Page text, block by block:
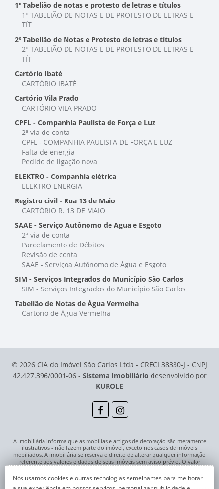
Nós usamos cookies e outras tecnologias semelhantes para melhorar
1º Tabelião de notas e protesto de letras e títulos
1º TABELIÃO DE NOTAS E DE PROTESTO DE LETRAS E
TÍT
2º Tabelião de Notas e Protesto de letras e títulos
2º TABELIÃO DE NOTAS E DE PROTESTO DE LETRAS E
TÍT
Cartório Ibaté
CARTÓRIO IBATÉ
Cartório Vila Prado
CARTÓRIO VILA PRADO
CPFL - Companhia Paulista de Força e Luz
2ª via de conta
CPFL - COMPANHIA PAULISTA DE FORÇA E LUZ
Falta de energia
Pedido de ligação nova
ELEKTRO - Companhia elétrica
ELEKTRO ENERGIA
Registro civil - Rua 13 de Maio
CARTÓRIO R. 13 DE MAIO
SAAE - Serviço Autônomo de Água e Esgoto
2ª via de conta
Parcelamento de Débitos
Revisão de conta
SAAE - Serviçoa Autônomo de Água e Esgoto
SIM - Serviços Integrados do Município São Carlos
SIM - Serviços Integrados do Município São Carlos
Tabelião de Notas de Água Vermelha
Cartório de Água Vermelha
© 2026 CIA do Imóvel São Carlos Ltda - CRECI 38330-J - CNPJ
42.427.396/0001-06 - Sistema Imobiliário desenvolvido por
KUROLE
A Imobiliária informa que as mobílias e artigos de decoração são meramente
ilustrativos - não fazem parte do imóvel, exceto nos casos de imóveis
mobiliados. A imobiliária se reserva o direito de alterar qualquer informação
referente aos valores e dados de seus imóveis sem aviso prévio. O valor
passível de alteração no decorrer da locação. Pode ocorrer de algum imóvel
anunciado no site não estar mais disponível devido à rotatividade. As